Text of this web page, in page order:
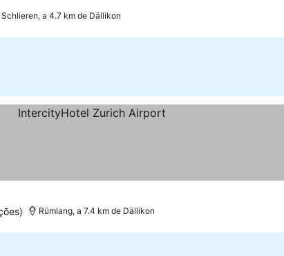
Schlieren, a 4.7 km de Dällikon
Rümlang, a 7.4 km de Dällikon